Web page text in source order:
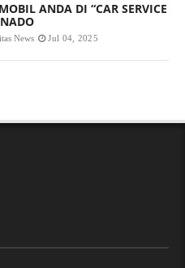
ANDA DI “CAR SERVICE
News Jul 04, 2025